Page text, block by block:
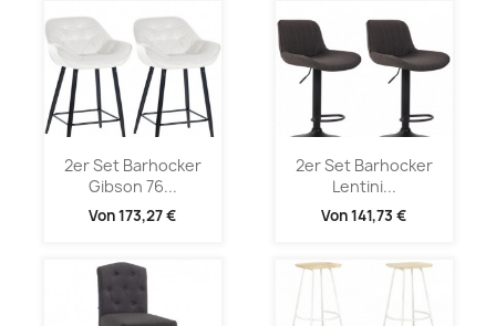
2er Set Barhocker
Gibson 76...
Von173,27 €
2er Set Barhocker
Lentini...
Von141,73 €